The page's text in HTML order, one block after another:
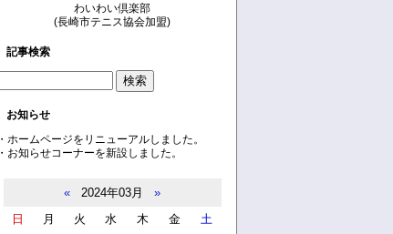
わいわい倶楽部
(長崎市テニス協会加盟)
記事検索
お知らせ
・ホームページをリニューアルしました。
・お知らせコーナーを新設しました。
« 2024年03月
»
日
月 火 水 木 金
土